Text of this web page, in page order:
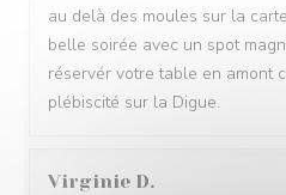
au delà des moules sur la
belle soirée avec un spot
réservér votre table en amont
plébiscité sur la Digue.
Virginie D